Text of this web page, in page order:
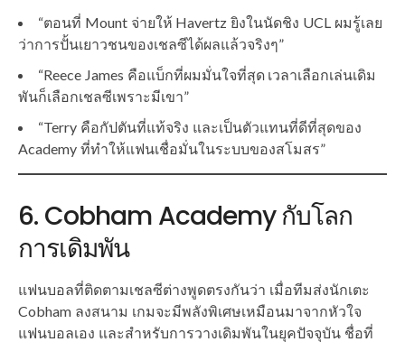
“ตอนที่ Mount จ่ายให้ Havertz ยิงในนัดชิง UCL ผมรู้เลย
ว่าการปั้นเยาวชนของเชลซีได้ผลแล้วจริงๆ”
“Reece James คือแบ็กที่ผมมั่นใจที่สุด เวลาเลือกเล่นเดิม
พันก็เลือกเชลซีเพราะมีเขา”
“Terry คือกัปตันที่แท้จริง และเป็นตัวแทนที่ดีที่สุดของ
Academy ที่ทำให้แฟนเชื่อมั่นในระบบของสโมสร”
6. Cobham Academy กับโลก
การเดิมพัน
แฟนบอลที่ติดตามเชลซีต่างพูดตรงกันว่า เมื่อทีมส่งนักเตะ
Cobham ลงสนาม เกมจะมีพลังพิเศษเหมือนมาจากหัวใจ
แฟนบอลเอง และสำหรับการวางเดิมพันในยุคปัจจุบัน ชื่อที่